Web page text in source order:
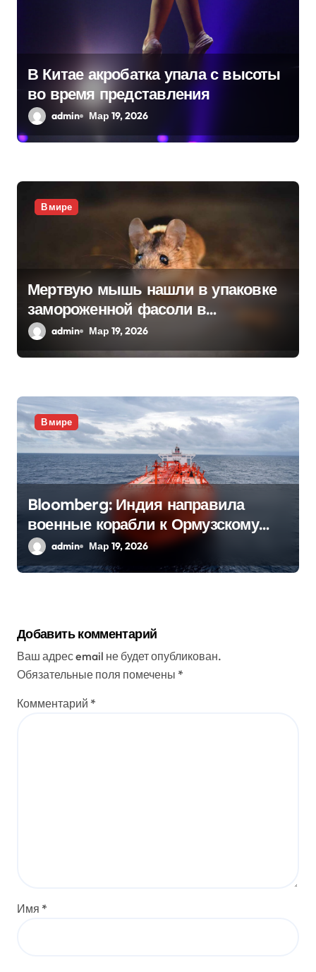
п
и
с
я
В Китае акробатка упала с высоты
во время представления
admin Мар 19, 2026
В мире
Мертвую мышь нашли в упаковке
замороженной фасоли в
Нидерландах
admin Мар 19, 2026
В мире
Bloomberg: Индия направила
военные корабли к Ормузскому
проливу
admin Мар 19, 2026
Добавить комментарий
Ваш адрес email не будет опубликован.
Обязательные поля помечены *
Комментарий *
Имя *